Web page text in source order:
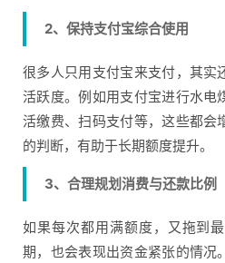
2、保持支付宝综合使用
很多人只用支付宝来支付，其实
活跃度。例如用支付宝进行水电
活缴费、扫码支付等，这些都会
的判断，有助于长期额度提升。
3、合理规划消费与还款比例
如果每次都用满额度，又拖到
期，也会表现出资金紧张的情况